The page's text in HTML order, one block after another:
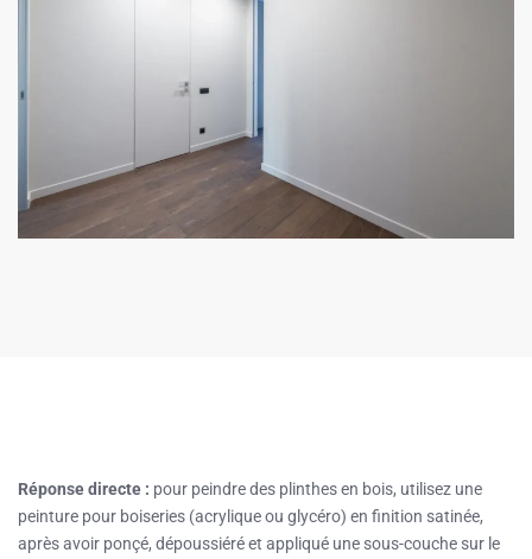
Réponse directe : pour peindre des plinthes en bois, utilisez une
peinture pour boiseries (acrylique ou glycéro) en finition satinée,
après avoir ponçé, dépoussiéré et appliqué une sous-couche sur le